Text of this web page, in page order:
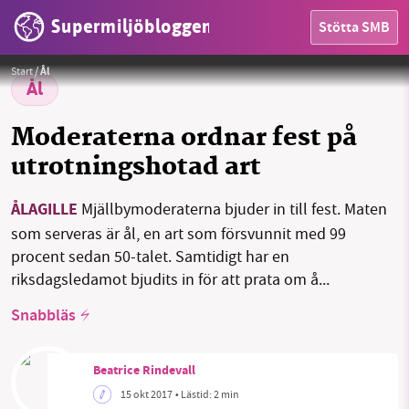
Supermiljöbloggen Stötta SMB
OMRÅDEN
OM OSS
Sök
Start/Ål
Ål
Moderaterna ordnar fest på
utrotningshotad art
ÅLAGILLE Mjällbymoderaterna bjuder in till fest. Maten
som serveras är ål, en art som försvunnit med 99
procent sedan 50-talet. Samtidigt har en
riksdagsledamot bjudits in för att prata om å...
Snabbläs
Beatrice Rindevall
15 okt 2017• Lästid:2 min
Foto:Erling Svensen / WWF